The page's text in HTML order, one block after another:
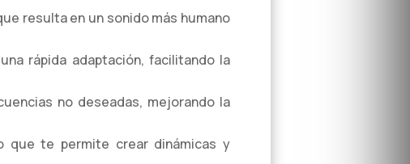
resulta en un sonido más humano
rápida adaptación, facilitando la
no deseadas, mejorando la
que te permite crear dinámicas y